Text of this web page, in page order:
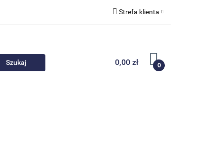
Strefa klienta
Zarejestruj się
Dodaj zgłoszenie
0,00 zł 0